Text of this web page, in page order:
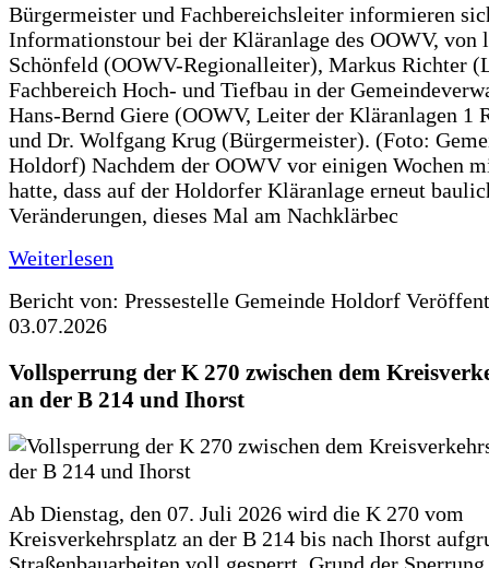
Bürgermeister und Fachbereichsleiter informieren
Informationstour bei der Kläranlage des OOWV, von
Schönfeld (OOWV-Regionalleiter), Markus Richter
Fachbereich Hoch- und Tiefbau in der
Hans-Bernd Giere (OOWV, Leiter der Kläranlagen 1
und Dr. Wolfgang Krug (Bürgermeister). (Foto:
Holdorf) Nachdem der OOWV vor einigen Wochen
hatte, dass auf der Holdorfer Kläranlage erneut
Veränderungen, dieses Mal am Nachklärbec
Weiterlesen
Bericht von: Pressestelle Gemeinde Holdorf
03.07.2026
Vollsperrung der K 270 zwischen dem
an der B 214 und Ihorst
Ab Dienstag, den 07. Juli 2026 wird die K 270 vom
Kreisverkehrsplatz an der B 214 bis nach Ihorst